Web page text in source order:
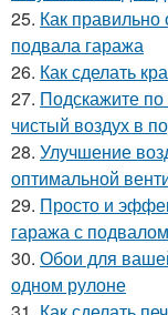
25. Как правильно
подвала гаража
26. Как сделать
27. Подскажите по
чистый воздух в
28. Улучшение
оптимальной
29. Просто и
гаража с подвалом
30. Обои для
одном рулоне